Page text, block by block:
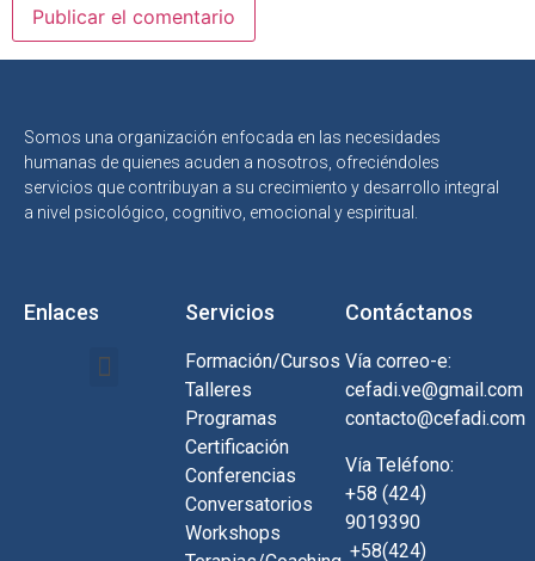
Somos una organización enfocada en las necesidades
humanas de quienes acuden a nosotros, ofreciéndoles
servicios que contribuyan a su crecimiento y desarrollo integral
a nivel psicológico, cognitivo, emocional y espiritual.
Enlaces Servicios
Formación/Cursos
Talleres
Programas
Certificación
Conferencias
Conversatorios
Workshops
Contáctanos
Vía correo-e:
cefadi.ve@gmail.com
contacto@cefadi.com
Vía Teléfono:
+58 (424)
9019390
+58(424)